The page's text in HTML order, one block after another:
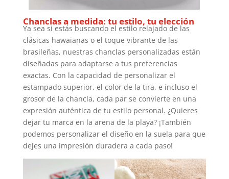
Chanclas a medida: tu estilo, tu elección
Ya sea si estás buscando el estilo relajado de las
clásicas hawaianas o el toque vibrante de las
brasileñas, nuestras chanclas personalizadas están
diseñadas para adaptarse a tus preferencias
exactas. Con la capacidad de personalizar el
estampado superior, el color de la tira, e incluso el
grosor de la chancla, cada par se convierte en una
expresión auténtica de tu estilo personal. ¿Quieres
dejar tu marca en la arena de la playa? ¡También
podemos personalizar el diseño en la suela para que
dejes una impresión duradera a cada paso!